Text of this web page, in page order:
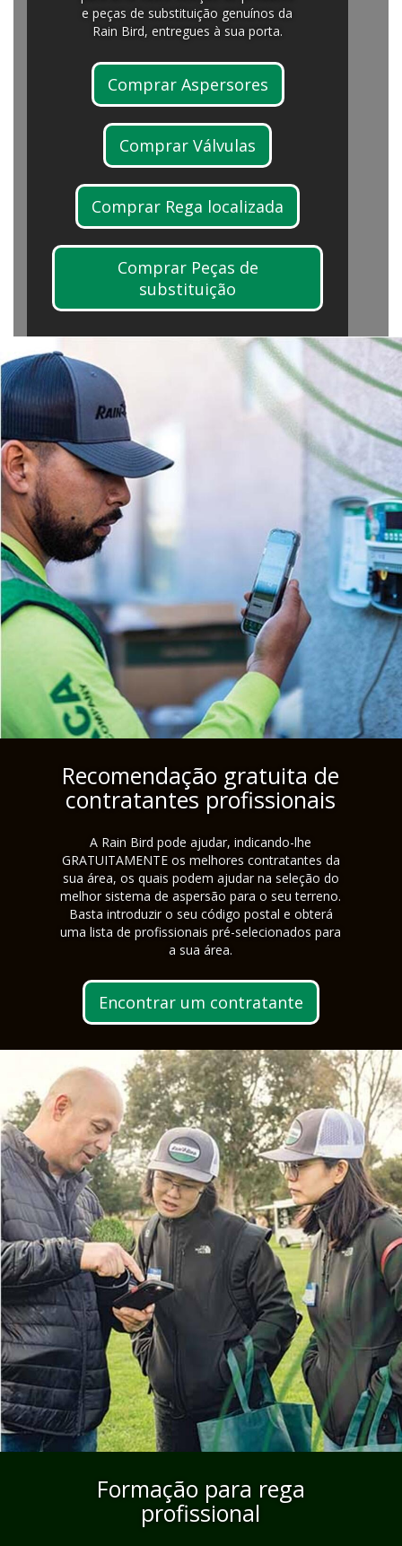
e peças de substituição genuínos da
Rain Bird, entregues à sua porta.
Comprar Aspersores
Comprar Válvulas
Comprar Rega localizada
Comprar Peças de
substituição
Recomendação gratuita de
contratantes profissionais
A Rain Bird pode ajudar, indicando-lhe
GRATUITAMENTE os melhores contratantes da
sua área, os quais podem ajudar na seleção do
melhor sistema de aspersão para o seu terreno.
Basta introduzir o seu código postal e obterá
uma lista de profissionais pré-selecionados para
a sua área.
Encontrar um contratante
Formação para rega
profissional